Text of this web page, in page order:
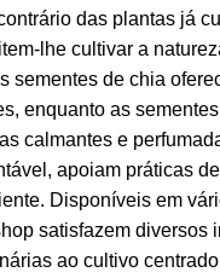
das plantas já
lhe cultivar a
sementes de chia
enquanto as
calmantes e
apoiam práticas
Disponíveis em
satisfazem diversos
ao cultivo